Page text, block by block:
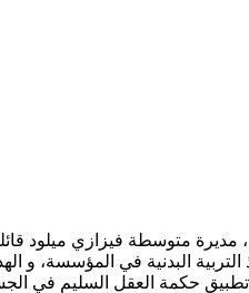
متوسطة فيزازي ميلود
البدنية في المؤسسة، و
تطبيق حكمة العقل السليم في